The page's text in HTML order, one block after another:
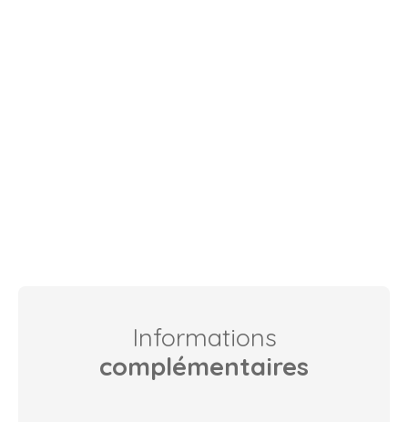
Informations
complémentaires